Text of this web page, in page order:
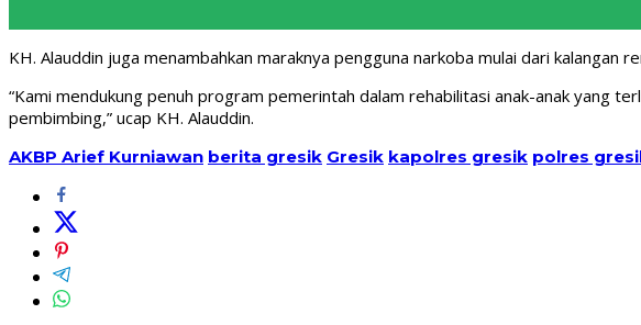
KH. Alauddin juga menambahkan maraknya pengguna narkoba mulai dari
“Kami mendukung penuh program pemerintah dalam rehabilitasi anak-anak yang
pembimbing,” ucap KH. Alauddin.
AKBP Arief Kurniawan berita gresik Gresik kapolres gresik polres